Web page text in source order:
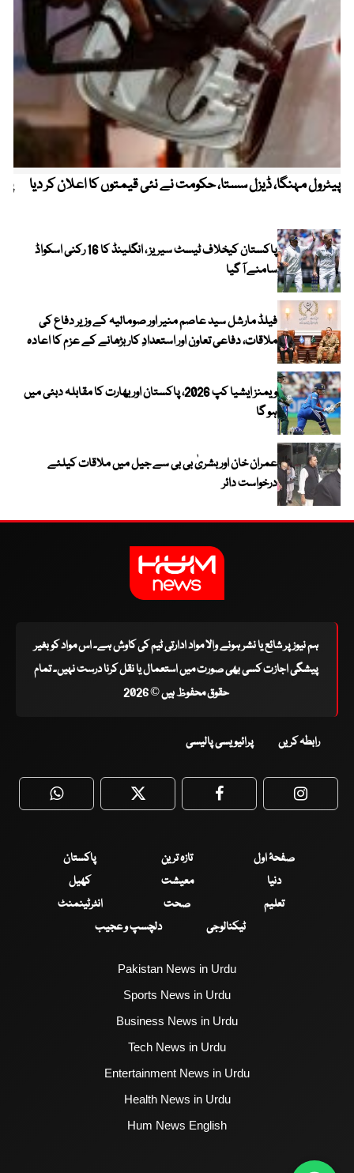
پیٹرول مہنگا، ڈیزل سستا، حکومت نے نئی قیمتوں کا اعلان کر دیا
پاکستان کیخلاف ٹیسٹ سیریز ، انگلینڈ کا 16 رکنی اسکواڈ
سامنے آ گیا
فیلڈ مارشل سید عاصم منیر اور صومالیہ کے وزیر دفاع کی
ملاقات، دفاعی تعاون اور استعدادِ کار بڑھانے کے عزم کا اعادہ
ویمنز ایشیا کپ 2026، پاکستان اور بھارت کا مقابلہ دبئی میں
ہو گا
عمران خان اور بشریٰ بی بی سے جیل میں ملاقات کیلئے
درخواست دائر
ہم نیوز پر شائع یا نشر ہونے والا مواد ادارتی ٹیم کی کاوش ہے۔ اس مواد کو بغیر
پیشگی اجازت کسی بھی صورت میں استعمال یا نقل کرنا درست نہیں۔ تمام
حقوق محفوظ ہیں © 2026
رابطہ کریں پرائیویسی پالیسی
WhatsApp Twitter Facebook
صفحۂ اول تازہ ترین
پاکستان
دنیا
معیشت
کھیل
تعلیم
صحت
انٹرٹینمنٹ
ٹیکنالوجی
دلچسپ و عجیب
Pakistan News in Urdu
Sports News in Urdu
Business News in Urdu
Tech News in Urdu
Entertainment News in Urdu
Health News in Urdu
Hum News English